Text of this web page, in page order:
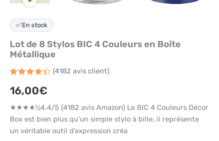
✅En stock
Lot de 8 Stylos BIC 4 Couleurs en Boîte
Métallique
sur 5
basé
notations
client
(4182 avis client)
16,00€
★★★★½4.4/5 (4182 avis Amazon) Le BIC 4 Couleurs Décor
Box est bien plus qu’un simple stylo à bille; il représente
un véritable outil d’expression créa